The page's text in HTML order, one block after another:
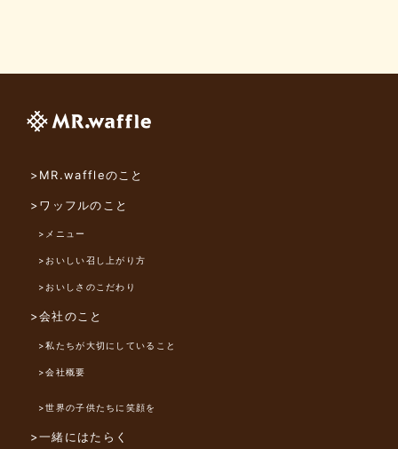
>MR.waffleのこと
>ワッフルのこと
>メニュー
>おいしい召し上がり方
>おいしさのこだわり
>会社のこと
>私たちが大切にしていること
>会社概要
>世界の子供たちに笑顔を
>一緒にはたらく